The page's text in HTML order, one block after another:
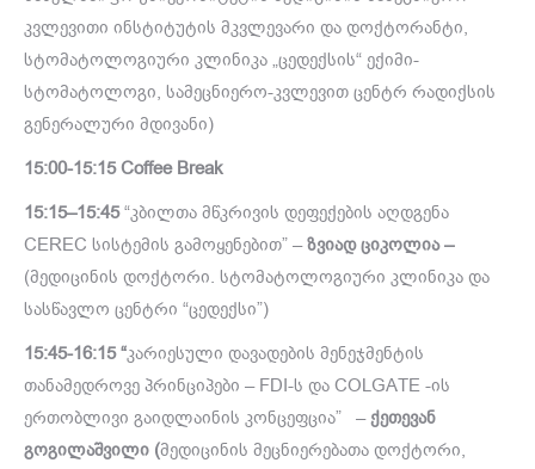
კვლევითი ინსტიტუტის მკვლევარი და დოქტორანტი,
სტომატოლოგიური კლინიკა „ცედექსის“ ექიმი-
სტომატოლოგი, სამეცნიერო-კვლევით ცენტრ რადიქსის
გენერალური მდივანი)
15:00-15:15 Coffee Break
15:15–15:45“კბილთა მწკრივის დეფექების აღდგენა
CEREC სისტემის გამოყენებით” –ზვიად ციკოლია –
(მედიცინის დოქტორი. სტომატოლოგიური კლინიკა და
სასწავლო ცენტრი “ცედექსი”)
15:45-16:15 “კარიესული დავადების მენეჯმენტის
თანამედროვე პრინციპები – FDI-ს და COLGATE -ის
ერთობლივი გაიდლაინის კონცეფცია” –ქეთევან
გოგილაშვილი (მედიცინის მეცნიერებათა დოქტორი,